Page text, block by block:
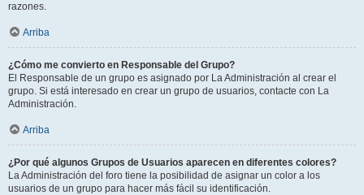
razones.
Arriba
¿Cómo me convierto en Responsable del Grupo?
El Responsable de un grupo es asignado por La Administración al crear el
grupo. Si está interesado en crear un grupo de usuarios, contacte con La
Administración.
Arriba
¿Por qué algunos Grupos de Usuarios aparecen en diferentes colores?
La Administración del foro tiene la posibilidad de asignar un color a los
usuarios de un grupo para hacer más fácil su identificación.